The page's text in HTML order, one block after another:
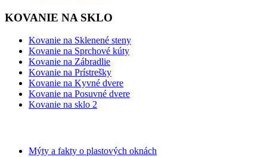
KOVANIE NA SKLO
Kovanie na Sklenené steny
Kovanie na Sprchové kúty
Kovanie na Zábradlie
Kovanie na Prístrešky
Kovanie na Kyvné dvere
Kovanie na Posuvné dvere
Kovanie na sklo 2
Mýty a fakty o plastových oknách